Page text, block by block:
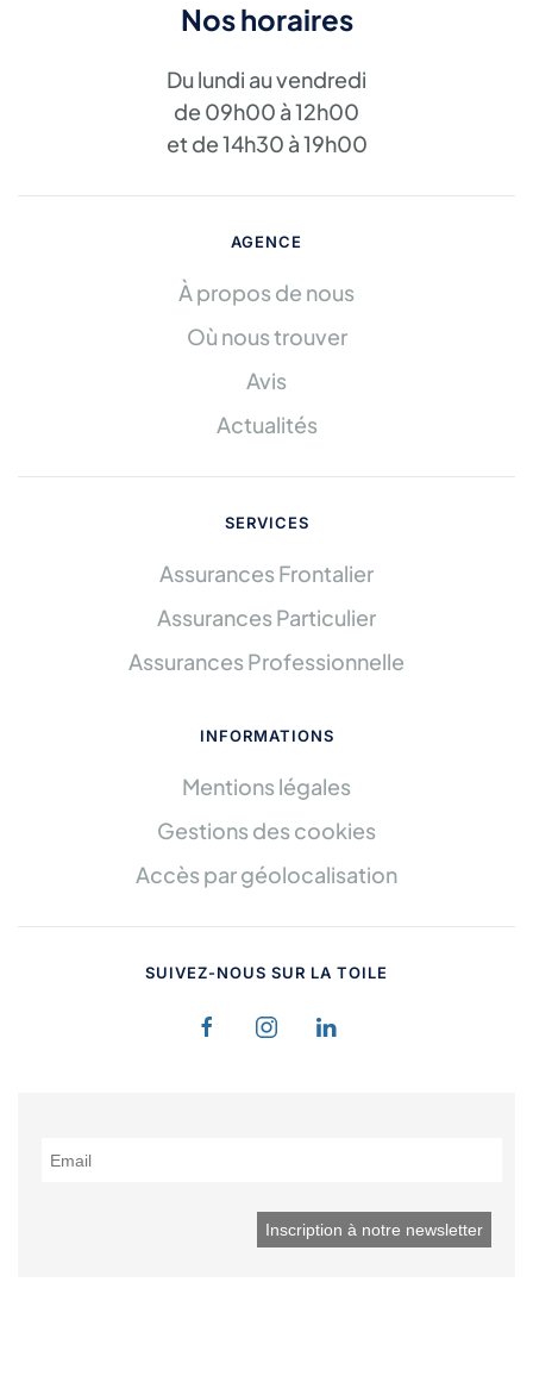
Nos horaires
Du lundi au vendredi
de 09h00 à 12h00
et de 14h30 à 19h00
AGENCE
À propos de nous
Où nous trouver
Avis
Actualités
SERVICES
Assurances Frontalier
Assurances Particulier
Assurances Professionnelle
INFORMATIONS
Mentions légales
Gestions des cookies
Accès par géolocalisation
SUIVEZ-NOUS SUR LA TOILE